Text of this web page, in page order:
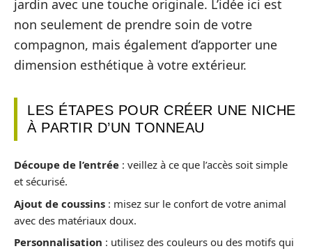
jardin avec une touche originale. L’idée ici est
non seulement de prendre soin de votre
compagnon, mais également d’apporter une
dimension esthétique à votre extérieur.
LES ÉTAPES POUR CRÉER UNE NICHE
À PARTIR D’UN TONNEAU
Découpe de l’entrée : veillez à ce que l’accès soit simple
et sécurisé.
Ajout de coussins : misez sur le confort de votre animal
avec des matériaux doux.
Personnalisation : utilisez des couleurs ou des motifs qui